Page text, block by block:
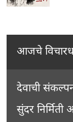
आजचे
देवाची
सुंदर